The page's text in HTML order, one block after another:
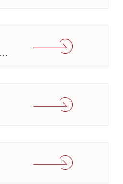
助力推广乡村普通话，共绘乡村振兴新篇章|山东大学新闻传播学院“乡音新韵·普润未来”实践团队赴济南市三涧溪村开展“推广普通话”宣讲活动